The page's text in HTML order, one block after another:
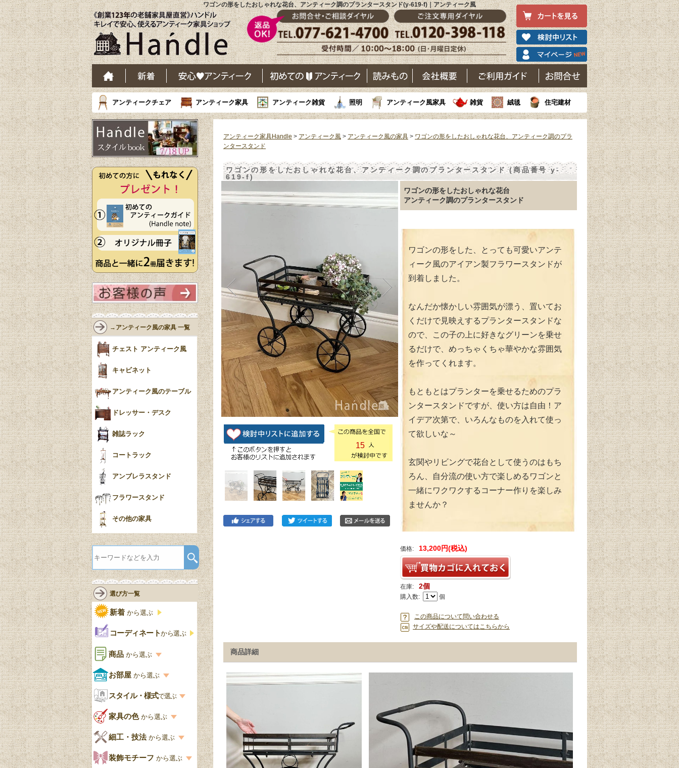
ワゴンの形をしたおしゃれな花台、アンティーク調のプランタースタンド(y-619-f)｜アンティーク風
アンティークチェア アンティーク家具 アンティーク雑貨 照明 アンティーク風家具 雑貨 絨毯 住宅建材
アンティーク家具Handle > アンティーク風 > アンティーク風の家具 > ワゴンの形をしたおしゃれな花台、アンティーク調のプラ
ンタースタンド
ワゴンの形をしたおしゃれな花台、アンティーク調のプランタースタンド (商品番号 y-
619-f)
15
ワゴンの形をしたおしゃれな花台
アンティーク調のプランタースタンド
ワゴンの形をした、とっても可愛いアンテ
ィーク風のアイアン製フラワースタンドが
到着しました。
なんだか懐かしい雰囲気が漂う、置いてお
くだけで見映えするプランタースタンドな
ので、この子の上に好きなグリーンを乗せ
るだけで、めっちゃくちゃ華やかな雰囲気
を作ってくれます。
もともとはプランターを乗せるためのプラ
ンタースタンドですが、使い方は自由！ア
イデア次第で、いろんなものを入れて使っ
て欲しいな～
玄関やリビングで花台として使うのはもち
ろん、自分流の使い方で楽しめるワゴンと
一緒にワクワクするコーナー作りを楽しみ
ませんか？
価格: 13,200円(税込)
在庫: 2個
購入数: 個
この商品について問い合わせる
サイズや配送についてはこちらから
商品詳細
→アンティーク風の家具 一覧
チェスト アンティーク風
キャビネット
アンティーク風のテーブル
ドレッサー・デスク
雑誌ラック
コートラック
アンブレラスタンド
フラワースタンド
その他の家具
選び方一覧
新着 から選ぶ
コーディネートから選ぶ
商品 から選ぶ
商品一覧を見る
収納家具
書棚
デスクおしゃれ
食器棚おしゃれ
お部屋 から選ぶ
お部屋から選ぶ一覧
リビング
キッチン・ダイニング
スタイル・様式で選ぶ
スタイル一覧
英国アンティーク
英国クラシック
家具の色から選ぶ
家具の色一覧
カスタード色
細工・技法 から選ぶ
細工・技法の一覧
装飾モチーフ から選ぶ